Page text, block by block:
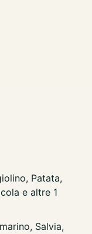
Patata,
e altre 1
Salvia,